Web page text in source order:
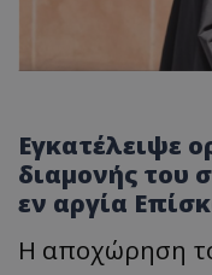
Εγκατέλειψε
διαμονής του
εν αργία
​Η αποχώρηση